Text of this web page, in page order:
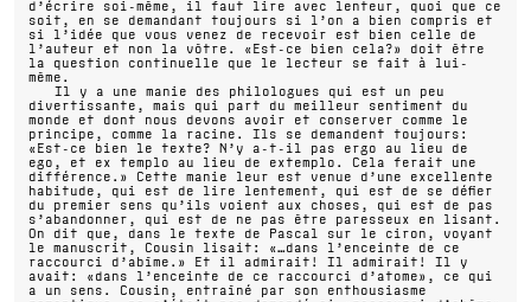
d’écrire soi-même, il faut lire avec lenteur, quoi que ce
soit, en se demandant toujours si l’on a bien compris et
si l’idée que vous venez de recevoir est bien celle de
l’auteur et non la vôtre. «Est-ce bien cela?» doit être
la question continuelle que le lecteur se fait à lui-
même.
Il y a une manie des philologues qui est un peu
divertissante, mais qui part du meilleur sentiment du
monde et dont nous devons avoir et conserver comme le
principe, comme la racine. Ils se demandent toujours:
«Est-ce bien le texte? N’y a-t-il pas ergo au lieu de
ego, et ex templo au lieu de extemplo. Cela ferait une
différence.» Cette manie leur est venue d’une excellente
habitude, qui est de lire lentement, qui est de se défier
du premier sens qu’ils voient aux choses, qui est de pas
s’abandonner, qui est de ne pas être paresseux en lisant.
On dit que, dans le texte de Pascal sur le ciron, voyant
le manuscrit, Cousin lisait: «…dans l’enceinte de ce
raccourci d’abîme.» Et il admirait! Il admirait! Il y
avait: «dans l’enceinte de ce raccourci d’atome», ce qui
a un sens. Cousin, entraîné par son enthousiasme